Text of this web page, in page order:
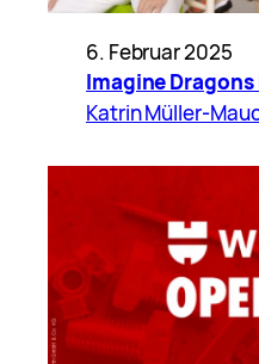
6. Februar 2025
Imagine
Katrin Müller-